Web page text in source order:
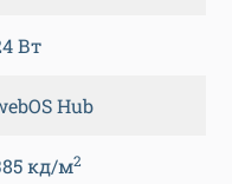
Вт
Hub
кд/м2